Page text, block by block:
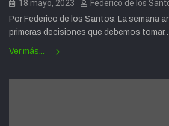
18 mayo, 2023 Federico de los
Por Federico de los Santos. La semana
primeras decisiones que debemos tomar…
Ver más...